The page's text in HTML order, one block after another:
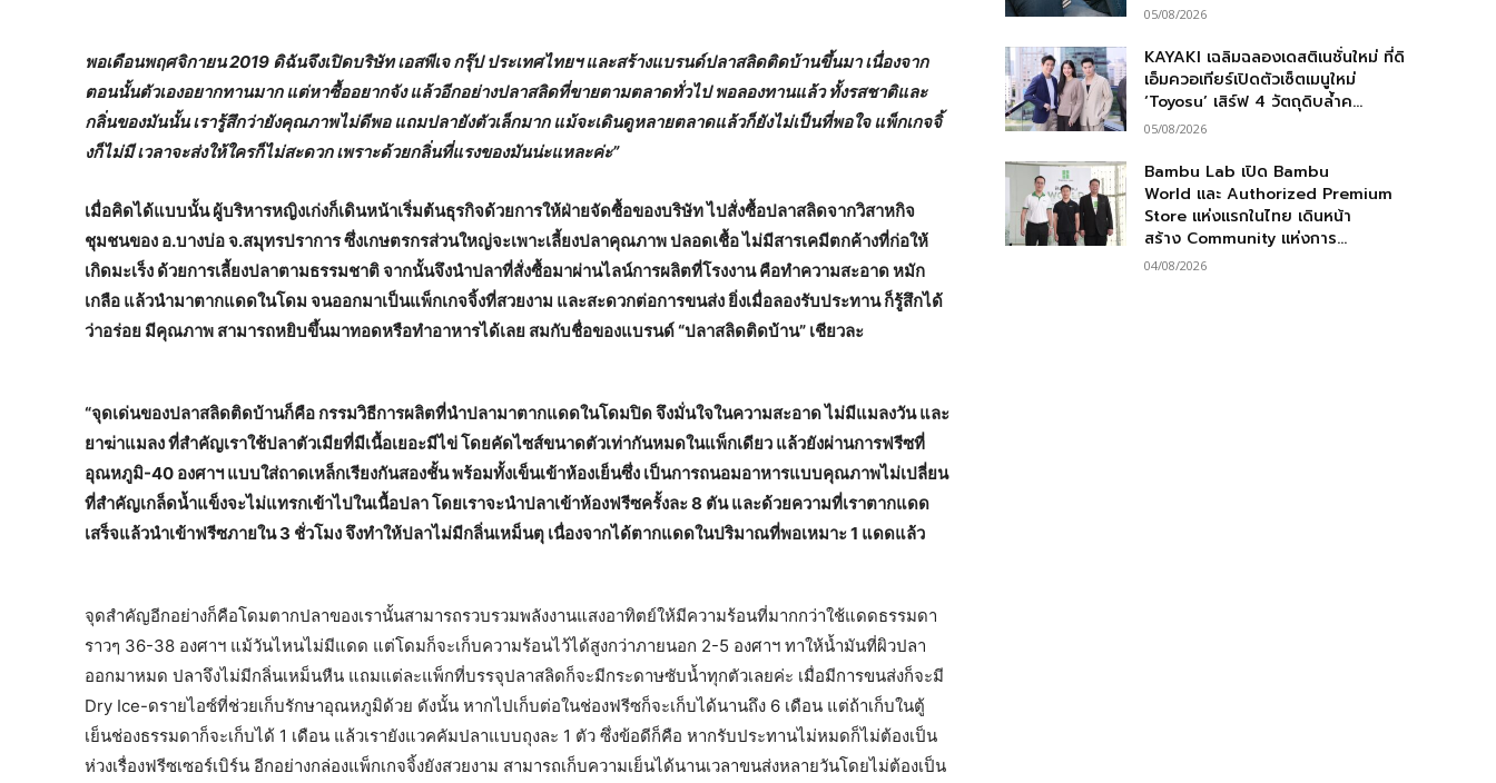
พอเดือนพฤศจิกายน2019 ดิฉันจึงเปิดบริษัท เอสพีเจ กรุ๊ป ประเทศไทยฯ และสร้างแบรนด์ปลาสลิดติดบ้านขึ้นมา เนื่องจาก
ตอนนั้นตัวเองอยากทานมาก แต่หาซื้ออยากจัง แล้วอีกอย่างปลาสลิดที่ขายตามตลาดทั่วไป พอลองทานแล้ว ทั้งรสชาติและ
กลิ่นของมันนั้น เรารู้สึกว่ายังคุณภาพไม่ดีพอ แถมปลายังตัวเล็กมาก แม้จะเดินดูหลายตลาดแล้วก็ยังไม่เป็นที่พอใจ แพ็กเกจจิ้
งก็ไม่มี เวลาจะส่งให้ใครก็ไม่สะดวก เพราะด้วยกลิ่นที่แรงของมันน่ะแหละค่ะ”
เมื่อคิดได้แบบนั้น ผู้บริหารหญิงเก่งก็เดินหน้าเริ่มต้นธุรกิจด้วยการให้ฝ่ายจัดซื้อของบริษัท ไปสั่งซื้อปลาสลิดจากวิสาหกิจ
ชุมชนของ อ.บางบ่อ จ.สมุทรปราการ ซึ่งเกษตรกรส่วนใหญ่จะเพาะเลี้ยงปลาคุณภาพ ปลอดเชื้อ ไม่มีสารเคมีตกค้างที่ก่อให้
เกิดมะเร็ง ด้วยการเลี้ยงปลาตามธรรมชาติ จากนั้นจึงนำปลาที่สั่งซื้อมาผ่านไลน์การผลิตที่โรงงาน คือทำความสะอาด หมัก
เกลือ แล้วนำมาตากแดดในโดม จนออกมาเป็นแพ็กเกจจิ้งที่สวยงาม และสะดวกต่อการขนส่ง ยิ่งเมื่อลองรับประทาน ก็รู้สึกได้
ว่าอร่อย มีคุณภาพ สามารถหยิบขึ้นมาทอดหรือทำอาหารได้เลย สมกับชื่อของแบรนด์ “ปลาสลิดติดบ้าน” เชียวละ
“จุดเด่นของปลาสลิดติดบ้านก็คือ กรรมวิธีการผลิตที่นำปลามาตากแดดในโดมปิด จึงมั่นใจในความสะอาด ไม่มีแมลงวัน และ
ยาฆ่าแมลง ที่สำคัญเราใช้ปลาตัวเมียที่มีเนื้อเยอะมีไข่ โดยคัดไซส์ขนาดตัวเท่ากันหมดในแพ็กเดียว แล้วยังผ่านการฟรีซที่
อุณหภูมิ-40 องศาฯ แบบใส่ถาดเหล็กเรียงกันสองชั้น พร้อมทั้งเข็นเข้าห้องเย็นซึ่ง เป็นการถนอมอาหารแบบคุณภาพไม่เปลี่ยน
ที่สำคัญเกล็ดน้ำแข็งจะไม่แทรกเข้าไปในเนื้อปลา โดยเราจะนำปลาเข้าห้องฟรีซครั้งละ 8 ตัน และด้วยความที่เราตากแดด
เสร็จแล้วนำเข้าฟรีซภายใน 3 ชั่วโมง จึงทำให้ปลาไม่มีกลิ่นเหม็นตุ เนื่องจากได้ตากแดดในปริมาณที่พอเหมาะ 1 แดดแล้ว
จุดสำคัญอีกอย่างก็คือโดมตากปลาของเรานั้นสามารถรวบรวมพลังงานแสงอาทิตย์ให้มีความร้อนที่มากกว่าใช้แดดธรรมดา
ราวๆ 36-38 องศาฯ แม้วันไหนไม่มีแดด แต่โดมก็จะเก็บความร้อนไว้ได้สูงกว่าภายนอก 2-5 องศาฯ ทาให้น้ำมันที่ผิวปลา
ออกมาหมด ปลาจึงไม่มีกลิ่นเหม็นหืน แถมแต่ละแพ็กที่บรรจุปลาสลิดก็จะมีกระดาษซับน้ำทุกตัวเลยค่ะ เมื่อมีการขนส่งก็จะมี
Dry Ice-ดรายไอซ์ที่ช่วยเก็บรักษาอุณหภูมิด้วย ดังนั้น หากไปเก็บต่อในช่องฟรีซก็จะเก็บได้นานถึง 6 เดือน แต่ถ้าเก็บในตู้
เย็นช่องธรรมดาก็จะเก็บได้ 1 เดือน แล้วเรายังแวคคัมปลาแบบถุงละ 1 ตัว ซึ่งข้อดีก็คือ หากรับประทานไม่หมดก็ไม่ต้องเป็น
ห่วงเรื่องฟรีซเซอร์เบิร์น อีกอย่างกล่องแพ็กเกจจิ้งยังสวยงาม สามารถเก็บความเย็นได้นานเวลาขนส่งหลายวันโดยไม่ต้องเป็น
05/08/2026
KAYAKI เฉลิมฉลองเดสติเนชั่นใหม่ ที่ดิ
เอ็มควอเทียร์เปิดตัวเซ็ตเมนูใหม่
‘Toyosu’ เสิร์ฟ 4 วัตถุดิบล้ำค...
05/08/2026
Bambu Lab เปิด Bambu
World และ Authorized Premium
Store แห่งแรกในไทย เดินหน้า
สร้าง Community แห่งการ...
04/08/2026